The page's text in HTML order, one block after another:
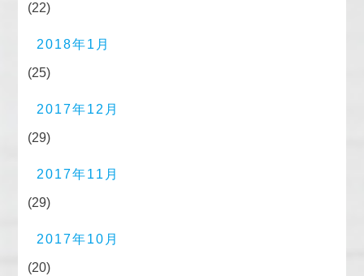
(22)
2018年1月
(25)
2017年12月
(29)
2017年11月
(29)
2017年10月
(20)